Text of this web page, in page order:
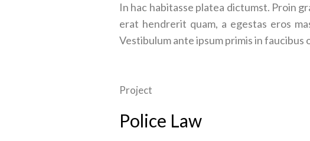
In hac habitasse platea dictumst. Proin
erat hendrerit quam, a egestas eros
Vestibulum ante ipsum primis in
Project
Police Law